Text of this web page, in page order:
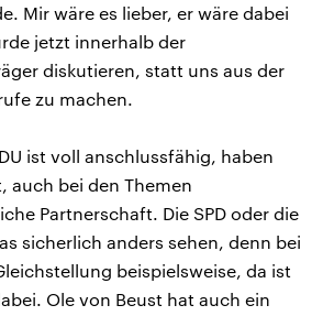
Mir wäre es lieber, er wäre dabei
jetzt innerhalb der
diskutieren, statt uns aus der
zu machen.
ist voll anschlussfähig, haben
auch bei den Themen
Partnerschaft. Die SPD oder die
sicherlich anders sehen, denn bei
beispielsweise, da ist
Ole von Beust hat auch ein